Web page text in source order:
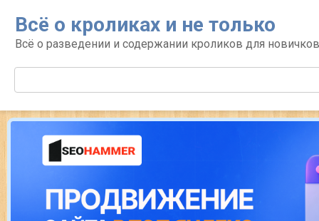
контенту
Всё о кроликах и не только
Всё о разведении и содержании кроликов для